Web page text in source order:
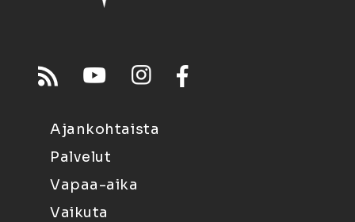
Ajankohtaista
Palvelut
Vapaa-aika
Vaikuta